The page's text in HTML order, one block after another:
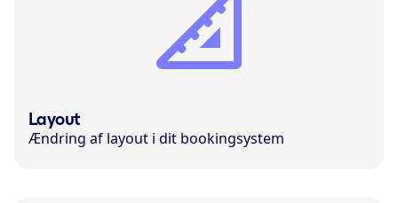
Layout
Ændring af layout i dit bookingsystem